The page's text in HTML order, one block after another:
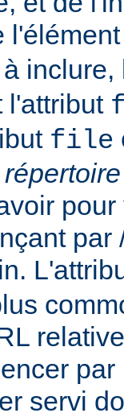
l'attribut
file
par
servi